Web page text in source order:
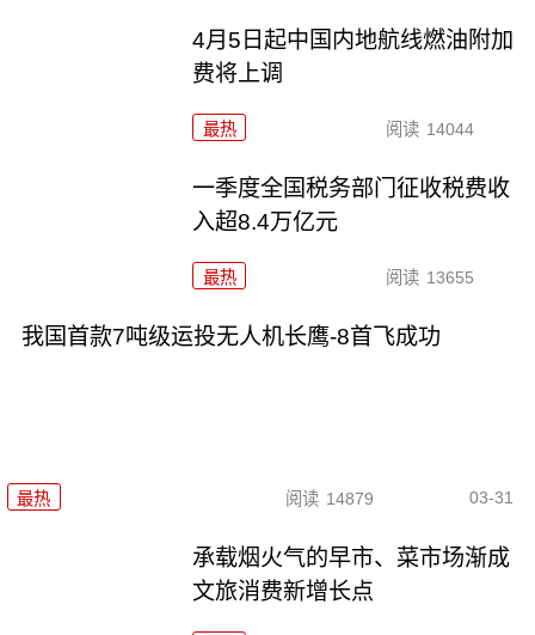
4月5日起中国内地航线燃油附加
费将上调
最热 阅读 14044
一季度全国税务部门征收税费收
入超8.4万亿元
最热 阅读 13655
我国首款7吨级运投无人机长鹰-8首飞成功
最热 阅读 14879 03-31
承载烟火气的早市、菜市场渐成
文旅消费新增长点